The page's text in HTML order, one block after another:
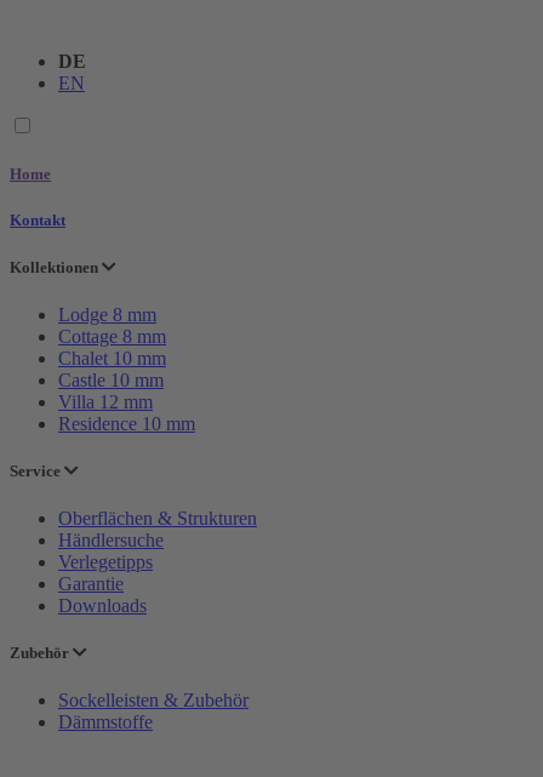
DE
EN
Home
Kontakt
Kollektionen
Lodge 8 mm
Cottage 8 mm
Chalet 10 mm
Castle 10 mm
Villa 12 mm
Residence 10 mm
Service
Oberflächen & Strukturen
Händlersuche
Verlegetipps
Garantie
Downloads
Zubehör
Sockelleisten & Zubehör
Dämmstoffe